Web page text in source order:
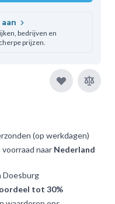
bedrijven en
prijzen.
(op werkdagen)
naar Nederland
Doesburg
tot 30%